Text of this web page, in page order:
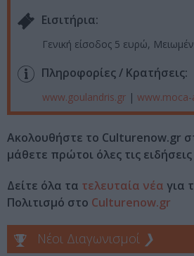
Eισιτήρια:
Γενική είσοδος 5 ευρώ,
Πληροφορίες / Κρατήσεις:
www.goulandris.gr |
Ακολουθήστε το Culturenow.gr
μάθετε πρώτοι όλες τις ειδήσεις
Δείτε όλα τα τελευταία νέα για
Πολιτισμό στο Culturenow.gr
Νέοι Διαγωνισμοί ❯